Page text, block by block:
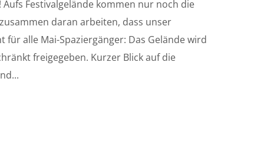
Festivalgelände kommen nur noch die
daran arbeiten, dass unser
alle Mai-Spaziergänger: Das Gelände wird
freigegeben. Kurzer Blick auf die